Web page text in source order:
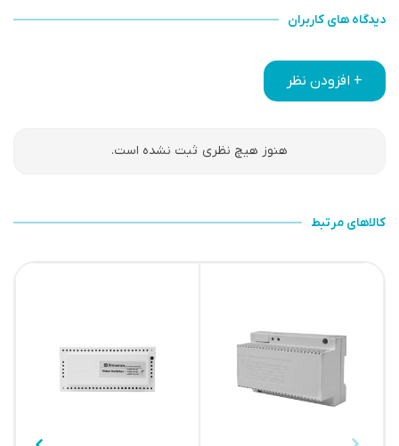
دیدگاه های کاربران
+ افزودن نظر
هنوز هیچ نظری ثبت نشده است.
کالاهای مرتبط